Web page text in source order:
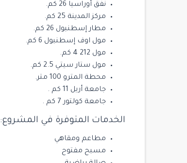
نفق أوراسيا 26 كم.
مركز المدينة 25 كم.
مطار إسطنبول 26 كم.
مول اوف إسطنبول 6 كم.
مول 212 4 كم.
مول ستار سيتي 2.5 كم.
محطة المترو 100 متر.
جامعة أريل 11 كم .
جامعة كولتور 7 كم .
‏الخدمات المتوفرة في المشروع:
مطاعم ومقاهي
‏مسبح مفتوح
$ 2,700,000
للبيع